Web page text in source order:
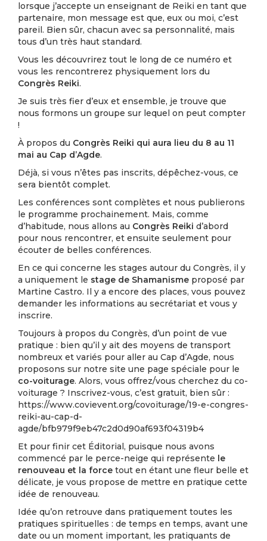
lorsque j’accepte un enseignant de Reiki en tant que
partenaire, mon message est que, eux ou moi, c’est
pareil. Bien sûr, chacun avec sa personnalité, mais
tous d’un très haut standard.
Vous les découvrirez tout le long de ce numéro et
vous les rencontrerez physiquement lors du
Congrès Reiki.
Je suis très fier d’eux et ensemble, je trouve que
nous formons un groupe sur lequel on peut compter
!
À propos du Congrès Reiki qui aura lieu du 8 au 11
mai au Cap d’Agde.
Déjà, si vous n’êtes pas inscrits, dépêchez-vous, ce
sera bientôt complet.
Les conférences sont complètes et nous publierons
le programme prochainement. Mais, comme
d’habitude, nous allons au Congrès Reiki d’abord
pour nous rencontrer, et ensuite seulement pour
écouter de belles conférences.
En ce qui concerne les stages autour du Congrès, il y
a uniquement le stage de Shamanisme proposé par
Martine Castro. Il y a encore des places, vous pouvez
demander les informations au secrétariat et vous y
inscrire.
Toujours à propos du Congrès, d’un point de vue
pratique : bien qu’il y ait des moyens de transport
nombreux et variés pour aller au Cap d’Agde, nous
proposons sur notre site une page spéciale pour le
co-voiturage. Alors, vous offrez/vous cherchez du co-
voiturage ? Inscrivez-vous, c’est gratuit, bien sûr :
https://www.covievent.org/covoiturage/19-e-congres-
reiki-au-cap-d-
agde/bfb979f9eb47c2d0d90af693f04319b4
Et pour finir cet Éditorial, puisque nous avons
commencé par le perce-neige qui représente le
renouveau et la force tout en étant une fleur belle et
délicate, je vous propose de mettre en pratique cette
idée de renouveau.
Idée qu’on retrouve dans pratiquement toutes les
pratiques spirituelles : de temps en temps, avant une
date ou un moment important, les pratiquants de